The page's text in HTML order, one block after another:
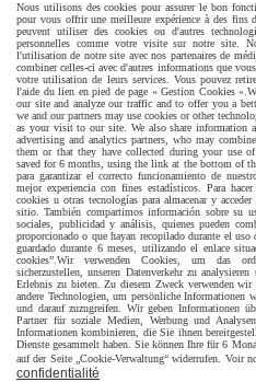
Nous utilisons des cookies pour assurer le bon
pour vous offrir une meilleure expérience à des fins
peuvent utiliser des cookies ou d'autres
personnelles comme votre visite sur notre site.
l'utilisation de notre site avec nos partenaires de
combiner celles-ci avec d'autres informations que
votre utilisation de leurs services. Vous pouvez
l'aide du lien en pied de page « Gestion Cookies ».
our site and analyze our traffic and to offer you a
we and our partners may use cookies or other
as your visit to our site. We also share information
advertising and analytics partners, who may
them or that they have collected during your use
saved for 6 months, using the link at the bottom of
para garantizar el correcto funcionamiento de
mejor experiencia con fines estadísticos. Para
cookies u otras tecnologías para almacenar y
sitio. También compartimos información sobre su
sociales, publicidad y análisis, quienes pueden
proporcionado o que hayan recopilado durante el
guardado durante 6 meses, utilizando el enlace
cookies”. Wir verwenden Cookies, um das
sicherzustellen, unseren Datenverkehr zu
Erlebnis zu bieten. Zu diesem Zweck verwenden
andere Technologien, um persönliche Informationen
und darauf zuzugreifen. Wir geben Informationen
Partner für soziale Medien, Werbung und
Informationen kombinieren, die Sie ihnen
Dienste gesammelt haben. Sie können Ihre für 6
auf der Seite „Cookie-Verwaltung“ widerrufen. Voir
confidentialité